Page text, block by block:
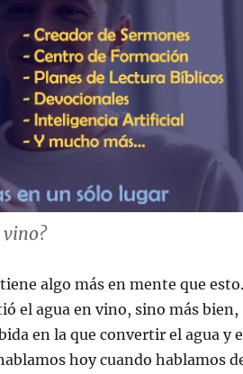
vino?
algo más en mente que esto.
el agua en vino, sino más bien,
en la que convertir el agua y
hoy cuando hablamos